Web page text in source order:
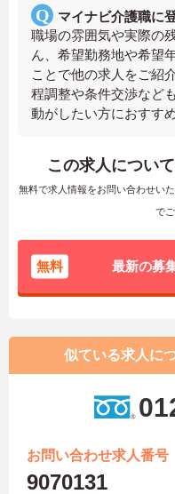
マイナビ介護職に
職場の雰囲気や実際の
ん、希望勤務地や希望
ことで他の求人をご紹
程調整や条件交渉など
動がしたい方におすすめ
この求人につい
無料で求人情報をお問い合わせい
で
無料 最新の募
似ている求人に
お問い合わせ求人番号
9070131